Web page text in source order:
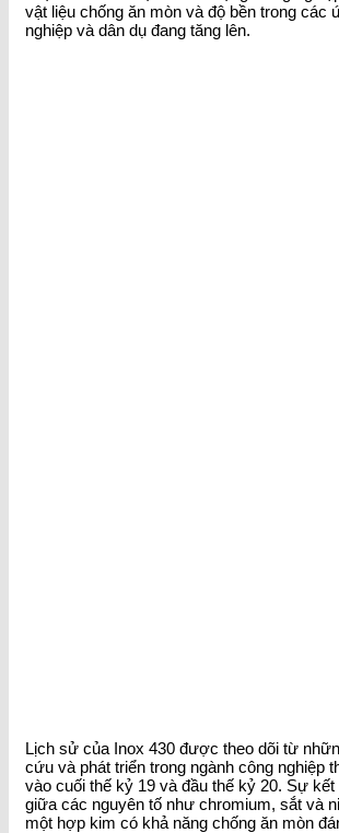
vật liệu chống ăn mòn và độ bền trong các
nghiệp và dân dụ đang tăng lên.
Lịch sử của Inox 430 được theo dõi từ
cứu và phát triển trong ngành công nghiệp
vào cuối thế kỷ 19 và đầu thế kỷ 20. Sự kết
giữa các nguyên tố như chromium, sắt và
một hợp kim có khả năng chống ăn mòn